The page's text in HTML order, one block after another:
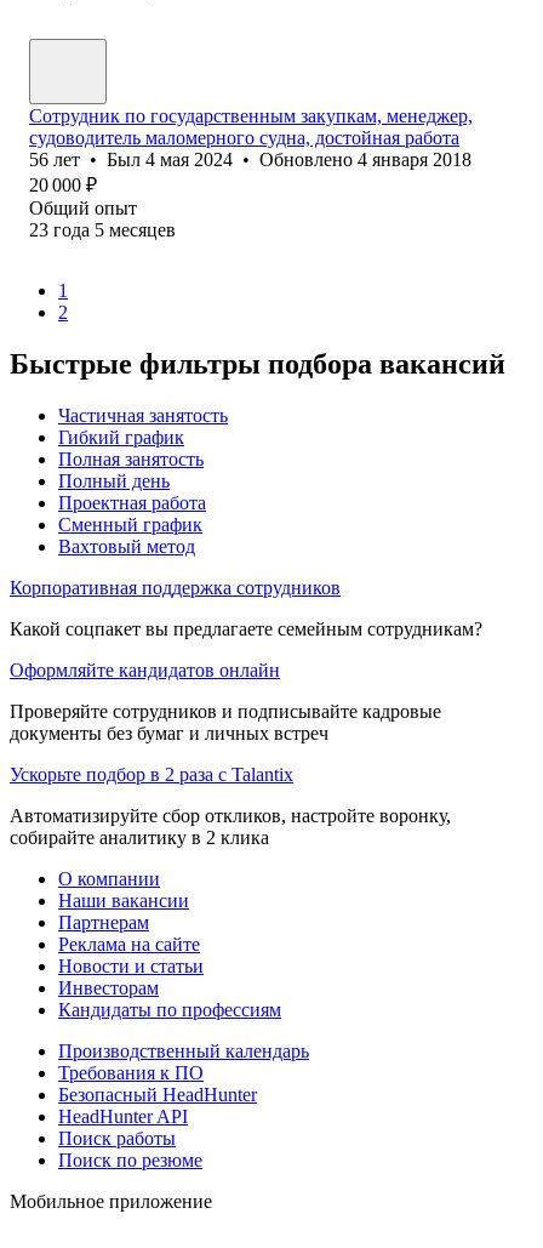
Сотрудник по государственным закупкам, менеджер,
судоводитель маломерного судна, достойная работа
56 лет • Был 4 мая 2024 • Обновлено 4 января 2018
20 000 ₽
Общий опыт
23 года 5 месяцев
1
2
Быстрые фильтры подбора вакансий
Частичная занятость
Гибкий график
Полная занятость
Полный день
Проектная работа
Сменный график
Вахтовый метод
Корпоративная поддержка сотрудников
Какой соцпакет вы предлагаете семейным сотрудникам?
Оформляйте кандидатов онлайн
Проверяйте сотрудников и подписывайте кадровые
документы без бумаг и личных встреч
Ускорьте подбор в 2 раза с Talantix
Автоматизируйте сбор откликов, настройте воронку,
собирайте аналитику в 2 клика
О компании
Наши вакансии
Партнерам
Реклама на сайте
Новости и статьи
Инвесторам
Кандидаты по профессиям
Производственный календарь
Требования к ПО
Безопасный HeadHunter
HeadHunter API
Поиск работы
Поиск по резюме
Мобильное приложение